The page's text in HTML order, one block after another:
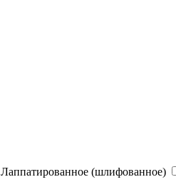
Лаппатированное (шлифованное)